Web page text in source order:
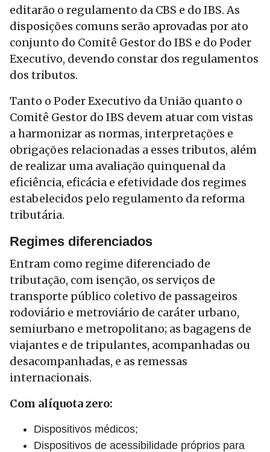
editarão o regulamento da CBS e do IBS. As
disposições comuns serão aprovadas por ato
conjunto do Comitê Gestor do IBS e do Poder
Executivo, devendo constar dos regulamentos
dos tributos.
Tanto o Poder Executivo da União quanto o
Comitê Gestor do IBS devem atuar com vistas
a harmonizar as normas, interpretações e
obrigações relacionadas a esses tributos, além
de realizar uma avaliação quinquenal da
eficiência, eficácia e efetividade dos regimes
estabelecidos pelo regulamento da reforma
tributária.
Regimes diferenciados
Entram como regime diferenciado de
tributação, com isenção, os serviços de
transporte público coletivo de passageiros
rodoviário e metroviário de caráter urbano,
semiurbano e metropolitano; as bagagens de
viajantes e de tripulantes, acompanhadas ou
desacompanhadas, e as remessas
internacionais.
Com alíquota zero:
Dispositivos médicos;
Dispositivos de acessibilidade próprios para